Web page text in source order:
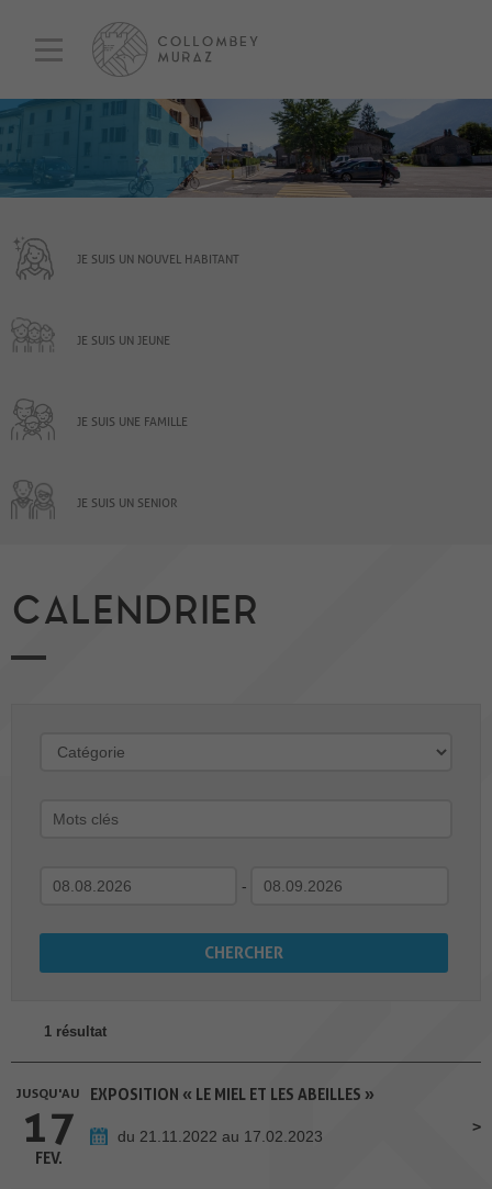
JE SUIS UN NOUVEL HABITANT
JE SUIS UN JEUNE
JE SUIS UNE FAMILLE
JE SUIS UN SENIOR
CALENDRIER
-
1 résultat
JUSQU'AU
17
FEV.
EXPOSITION « LE MIEL ET LES ABEILLES »
du 21.11.2022 au 17.02.2023